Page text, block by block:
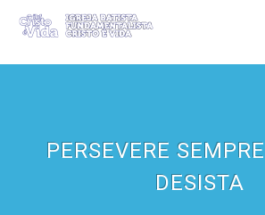
PERSEVERE
DESISTA